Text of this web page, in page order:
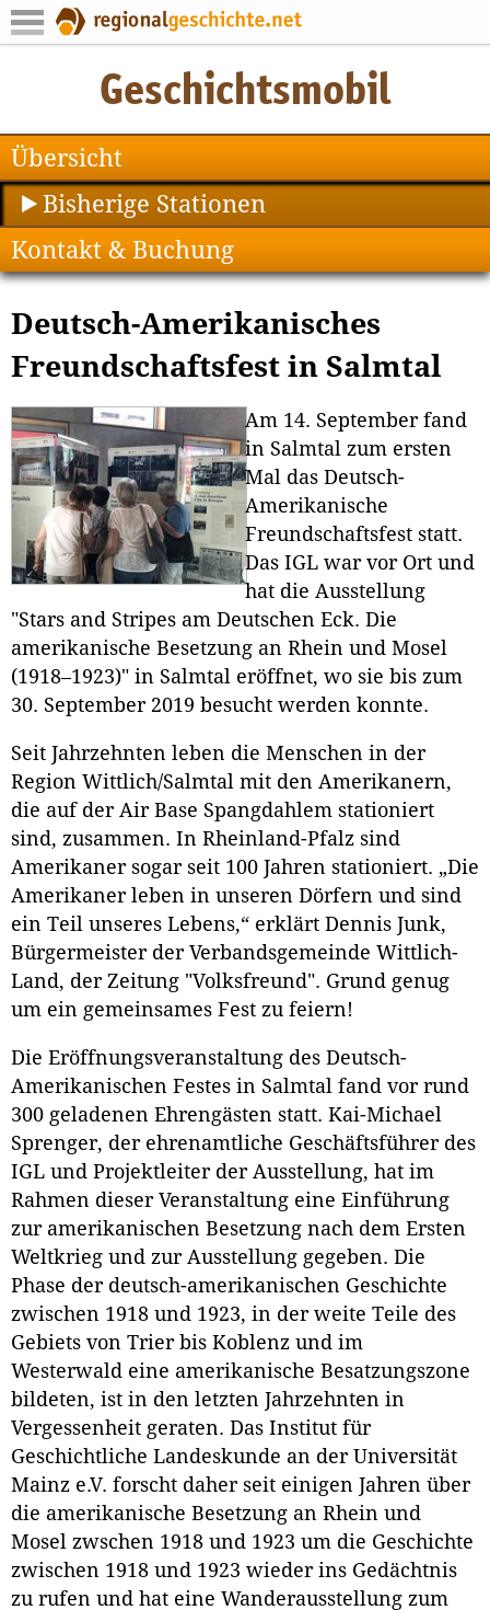
Übersicht
Bisherige Stationen
Kontakt & Buchung
Deutsch-Amerikanisches
Freundschaftsfest in Salmtal
Am 14. September fand
in Salmtal zum ersten
Mal das Deutsch-
Amerikanische
Freundschaftsfest statt.
Das IGL war vor Ort und
hat die Ausstellung
"Stars and Stripes am Deutschen Eck. Die
amerikanische Besetzung an Rhein und Mosel
(1918–1923)" in Salmtal eröffnet, wo sie bis zum
30. September 2019 besucht werden konnte.
Seit Jahrzehnten leben die Menschen in der
Region Wittlich/Salmtal mit den Amerikanern,
die auf der Air Base Spangdahlem stationiert
sind, zusammen. In Rheinland-Pfalz sind
Amerikaner sogar seit 100 Jahren stationiert. „Die
Amerikaner leben in unseren Dörfern und sind
ein Teil unseres Lebens,“ erklärt Dennis Junk,
Bürgermeister der Verbandsgemeinde Wittlich-
Land, der Zeitung "Volksfreund". Grund genug
um ein gemeinsames Fest zu feiern!
Die Eröffnungsveranstaltung des Deutsch-
Amerikanischen Festes in Salmtal fand vor rund
300 geladenen Ehrengästen statt. Kai-Michael
Sprenger, der ehrenamtliche Geschäftsführer des
IGL und Projektleiter der Ausstellung, hat im
Rahmen dieser Veranstaltung eine Einführung
zur amerikanischen Besetzung nach dem Ersten
Weltkrieg und zur Ausstellung gegeben. Die
Phase der deutsch-amerikanischen Geschichte
zwischen 1918 und 1923, in der weite Teile des
Gebiets von Trier bis Koblenz und im
Westerwald eine amerikanische Besatzungszone
bildeten, ist in den letzten Jahrzehnten in
Vergessenheit geraten. Das Institut für
Geschichtliche Landeskunde an der Universität
Mainz e.V. forscht daher seit einigen Jahren über
die amerikanische Besetzung an Rhein und
Mosel zwschen 1918 und 1923 um die Geschichte
zwischen 1918 und 1923 wieder ins Gedächtnis
zu rufen und hat eine Wanderausstellung zum